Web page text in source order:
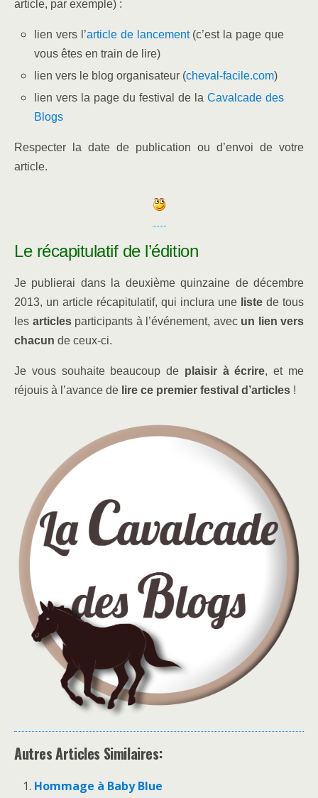
article, par exemple) :
lien vers l’article de lancement(c’est la page que
vous êtes en train de lire)
lien vers le blog organisateur (cheval-facile.com)
lien vers la page du festival de la Cavalcade des
Blogs
Respecter la date de publication ou d’envoi de votre
article.
Le récapitulatif de l’édition
Je publierai dans la deuxième quinzaine de décembre
2013, un article récapitulatif, qui inclura une liste de tous
les articlesparticipants à l’événement, avec un lien vers
chacun de ceux-ci.
Je vous souhaite beaucoup de plaisir à écrire, et me
réjouis à l’avance de lire ce premier festival d’articles !
Autres Articles Similaires:
Hommage à Baby Blue